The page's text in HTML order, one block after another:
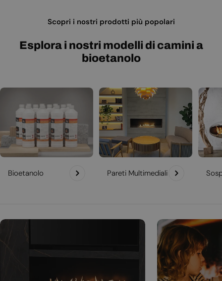
Scopri i nostri prodotti più popolari
Esplora i nostri modelli di camini a
bioetanolo
Bioetanolo Pareti Multimediali